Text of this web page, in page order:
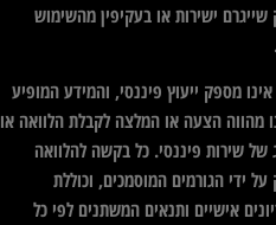
שייגרם ישירות או בעקיפין מהשימוש
מספק ייעוץ פיננסי, והמידע המופיע
מהווה הצעה או המלצה לקבלת הלוואה או
של שירות פיננסי. כל בקשה להלוואה
על ידי הגורמים המוסמכים, וכוללת
אישיים ותנאים המשתנים לפי כל